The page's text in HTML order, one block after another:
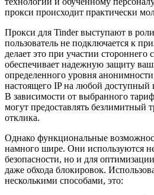
прокси происходит практически
Прокси для Tinder выступают в
пользователь не подключается к
делает это при участии стороннего
обеспечивает надежную защиту
определенного уровня
настоящего IP на любой доступный
В зависимости от выбранного
могут предоставлять безлимитный
отклика.
Однако функциональные
намного шире. Они используются
безопасности, но и для
даже обхода блокировок.
несколькими способами, это: